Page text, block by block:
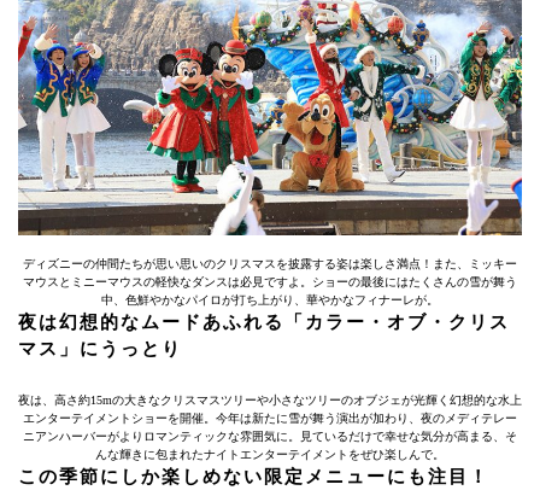
ディズニーの仲間たちが思い思いのクリスマスを披露する姿は楽しさ満点！また、ミッキー
マウスとミニーマウスの軽快なダンスは必見ですよ。ショーの最後にはたくさんの雪が舞う
中、色鮮やかなパイロが打ち上がり、華やかなフィナーレが。
夜は幻想的なムードあふれる「カラー・オブ・クリス
マス」にうっとり
夜は、高さ約15mの大きなクリスマスツリーや小さなツリーのオブジェが光輝く幻想的な水上
エンターテイメントショーを開催。今年は新たに雪が舞う演出が加わり、夜のメディテレー
ニアンハーバーがよりロマンティックな雰囲気に。見ているだけで幸せな気分が高まる、そ
んな輝きに包まれたナイトエンターテイメントをぜひ楽しんで。
この季節にしか楽しめない限定メニューにも注目！